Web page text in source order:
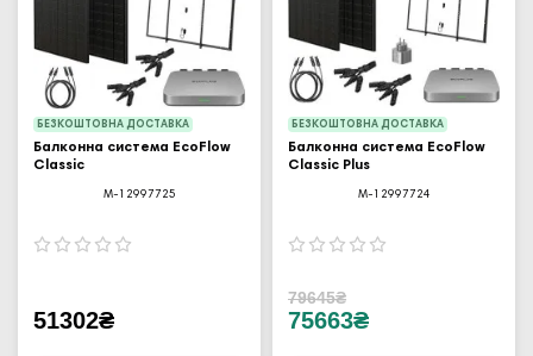
БЕЗКОШТОВНА ДОСТАВКА
Балконна система EcoFlow
Classic
M-12997725
51302₴
БЕЗКОШТОВНА ДОСТАВКА
Балконна система EcoFlow
Classic Plus
M-12997724
79645₴
75663₴